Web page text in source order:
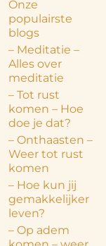
Onze
populairste
blogs
– Meditatie –
Alles over
meditatie
– Tot rust
komen – Hoe
doe je dat?
– Onthaasten –
Weer tot rust
komen
– Hoe kun jij
gemakkelijker
leven?
– Op adem